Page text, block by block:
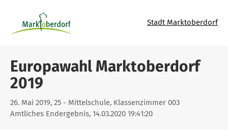
Stadt Marktoberdorf
Europawahl Marktoberdorf
2019
26. Mai 2019, 25 - Mittelschule, Klassenzimmer 003
Amtliches Endergebnis, 14.03.2020 19:41:20